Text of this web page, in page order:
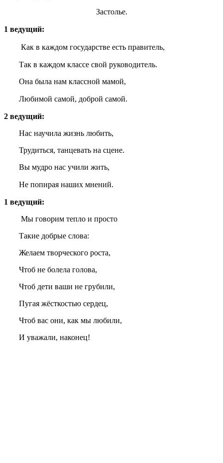
Застолье.
1 ведущий:
Как в каждом государстве есть правитель,
Так в каждом классе свой руководитель.
Она была нам классной мамой,
Любимой самой, доброй самой.
2 ведущий:
Нас научила жизнь любить,
Трудиться, танцевать на сцене.
Вы мудро нас учили жить,
Не попирая наших мнений.
1 ведущий:
Мы говорим тепло и просто
Такие добрые слова:
Желаем творческого роста,
Чтоб не болела голова,
Чтоб дети ваши не грубили,
Пугая жёсткостью сердец,
Чтоб вас они, как мы любили,
И уважали, наконец!